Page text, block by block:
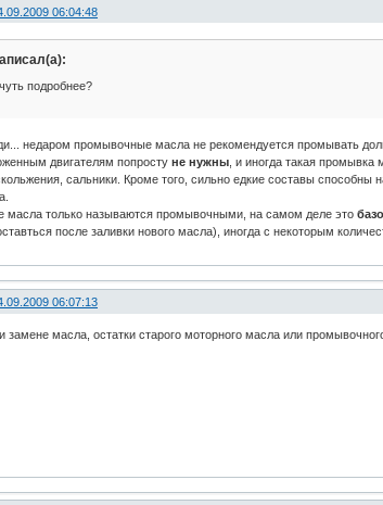
06:04:48
подробнее?
недаром промывочные масла не рекомендуется промывать
двигателям попростуне нужны , и иногда такая
сальники. Кроме того, сильно едкие составы
масла только называются промывочными, на самом деле это
после заливки нового масла), иногда с некоторым
06:07:13
замене масла, остатки старого моторного масла или